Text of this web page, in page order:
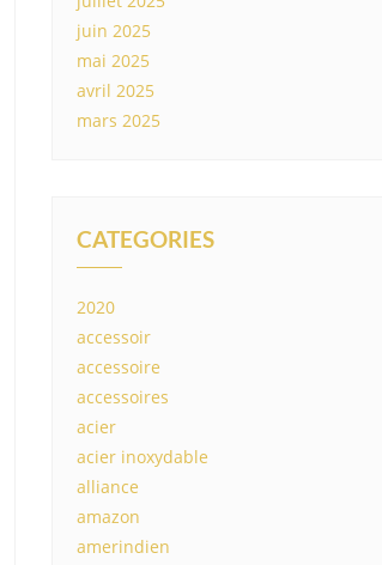
juin 2025
mai 2025
avril 2025
mars 2025
CATEGORIES
2020
accessoir
accessoire
accessoires
acier
acier inoxydable
alliance
amazon
amerindien